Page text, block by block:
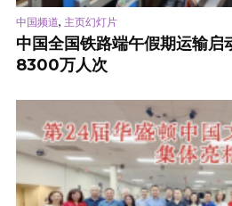
中国频道, 主页幻灯片
中国全国铁路端午假期运输启
8300万人次